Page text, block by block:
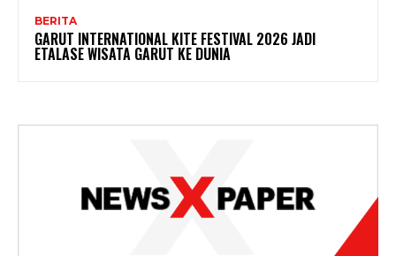
BERITA
GARUT INTERNATIONAL KITE FESTIVAL 2026 JADI
ETALASE WISATA GARUT KE DUNIA